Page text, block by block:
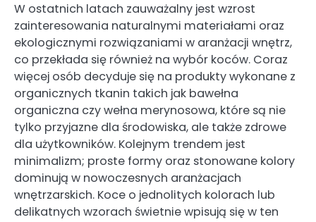
W ostatnich latach zauważalny jest wzrost
zainteresowania naturalnymi materiałami oraz
ekologicznymi rozwiązaniami w aranżacji wnętrz,
co przekłada się również na wybór koców. Coraz
więcej osób decyduje się na produkty wykonane z
organicznych tkanin takich jak bawełna
organiczna czy wełna merynosowa, które są nie
tylko przyjazne dla środowiska, ale także zdrowe
dla użytkowników. Kolejnym trendem jest
minimalizm; proste formy oraz stonowane kolory
dominują w nowoczesnych aranżacjach
wnętrzarskich. Koce o jednolitych kolorach lub
delikatnych wzorach świetnie wpisują się w ten